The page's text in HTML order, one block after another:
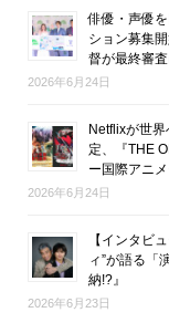
俳優・声優
ション募集
督が最終審
2026年6月24日
Netflixが世
定、『THE
ー国際アニ
2026年6月24日
【インタビ
ィ”が語る「
納!?』
2026年6月23日